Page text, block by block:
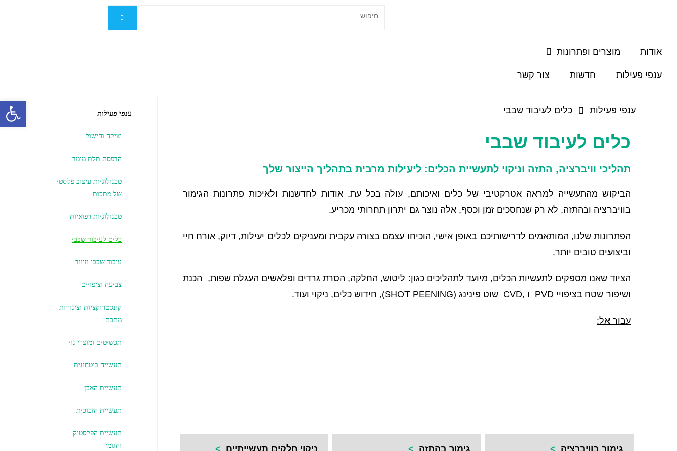
אודות מוצרים ופתרונות
ענפי פעילות חדשות צור קשר
ענפי פעילות כלים לעיבוד שבבי
כלים לעיבוד שבבי
תהליכי וויברציה, התזה וניקוי לתעשיית הכלים: ליעילות מרבית בתהליך הייצור שלך
הביקוש מהתעשייה למראה אטרקטיבי של כלים ואיכותם, עולה בכל עת. אודות לחדשנות ולאיכות פתרונות הגימור
בוויברציה ובהתזה, לא רק שנחסכים זמן וכסף, אלה נוצר גם יתרון תחרותי מכריע.
הפתרונות שלנו, המותאמים לדרישותיכם באופן אישי, הוכיחו עצמם בצורה עקבית ומעניקים לכלים יעילות, דיוק, אורח חיי
וביצועים טובים יותר.
הציוד שאנו מספקים לתעשיות הכלים, מיועד לתהליכים כגון: ליטוש, החלקה, הסרת גרדים ופלאשים העגלת שפות, הכנת
ושיפור שטח בציפויי PVD ו ,CVD שוט פינינג (SHOT PEENING), חידוש כלים, ניקוי ועוד.
עבור אל:
גימור בוויברציה > גימור בהתזה > ניקוי חלקים תעשייתיים >
ענפי פעילות
יציקה וחישול
הדפסת תלת מימד
טכנולוגיות עיצוב פלסטי
של מתכות
טכנולוגיות רפואיות
כלים לעיבוד שבבי
עיבוד שבבי וזיווד
צביעה וציפויים
קונסטרוקציות וצינורות
מתכת
תכשיטים ומוצרי נוי
תעשייה ביטחונית
תעשיית האבן
תעשיית הזכוכית
תעשיית הפלסטיק
והגומי